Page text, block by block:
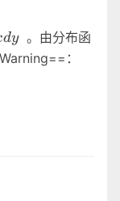
dy 。由分布函
：